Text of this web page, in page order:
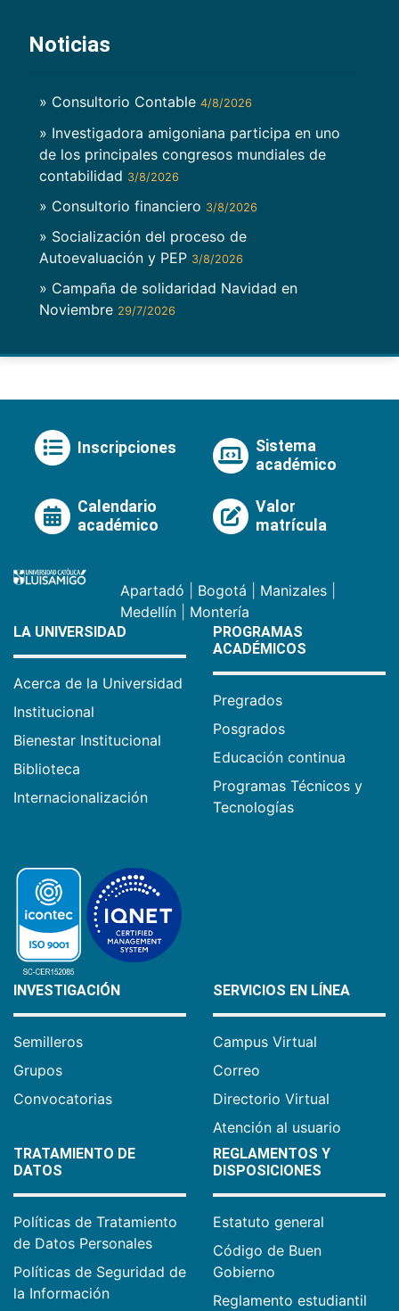
Noticias
» Consultorio Contable 4/8/2026
» Investigadora amigoniana participa en uno
de los principales congresos mundiales de
contabilidad 3/8/2026
» Consultorio financiero 3/8/2026
» Socialización del proceso de
Autoevaluación y PEP 3/8/2026
» Campaña de solidaridad Navidad en
Noviembre 29/7/2026
Inscripciones
Sistema
académico
Calendario
académico
Valor
matrícula
Apartadó Bogotá Manizales
Medellín
Montería
LA UNIVERSIDAD
Acerca de la Universidad
Institucional
Bienestar Institucional
Biblioteca
Internacionalización
PROGRAMAS
ACADÉMICOS
Pregrados
Posgrados
Educación continua
Programas Técnicos y
Tecnologías
INVESTIGACIÓN
Semilleros
Grupos
Convocatorias
SERVICIOS EN LÍNEA
Campus Virtual
Correo
Directorio Virtual
Atención al usuario
TRATAMIENTO DE
DATOS
Políticas de Tratamiento
de Datos Personales
Políticas de Seguridad de
la Información
REGLAMENTOS Y
DISPOSICIONES
Estatuto general
Código de Buen
Gobierno
Reglamento estudiantil